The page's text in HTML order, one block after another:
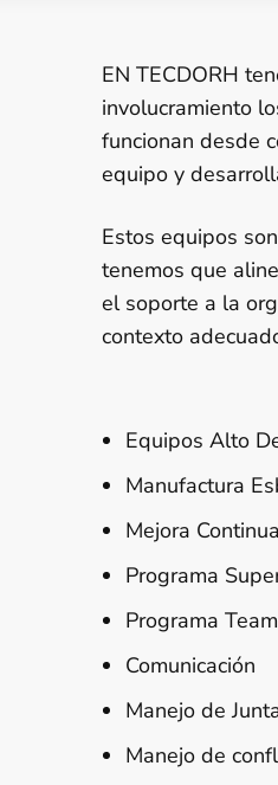
EN TECDORH
involucramiento
funcionan desde
equipo y
Estos equipos
tenemos que
el soporte a la
contexto
Equipos Alto
Manufactura
Mejora
Programa
Programa
Comunicación
Manejo de
Manejo de